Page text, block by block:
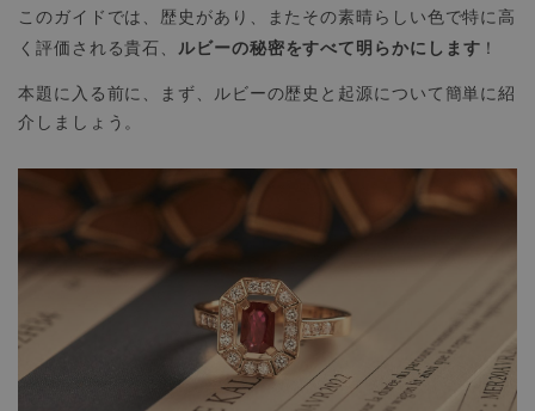
このガイドでは、歴史があり、またその素晴らしい色で特に高
く評価される貴石、ルビーの秘密をすべて明らかにします ！
本題に入る前に、まず、ルビーの歴史と起源について簡単に紹
介しましょう。